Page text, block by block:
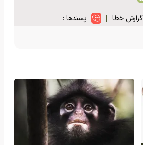
گزارش خطا پسندها :